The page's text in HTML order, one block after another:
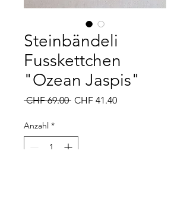
Steinbändeli
Fusskettchen
"Ozean Jaspis"
CHF 69.00 Standardpreis
CHF 41.40Sale-
Anzahl *